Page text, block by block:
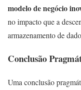
modelo de negócio
no impacto que a
armazenamento de
Conclusão
Uma conclusão